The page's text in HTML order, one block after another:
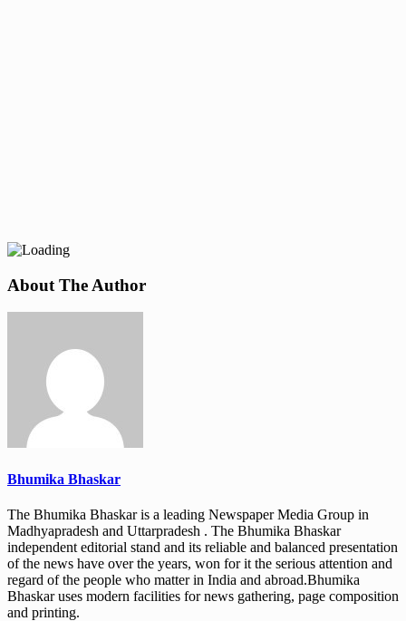
About The Author
Bhumika Bhaskar
The Bhumika Bhaskar is a leading Newspaper Media Group in
Madhyapradesh and Uttarpradesh . The Bhumika Bhaskar
independent editorial stand and its reliable and balanced presentation
of the news have over the years, won for it the serious attention and
regard of the people who matter in India and abroad.Bhumika
Bhaskar uses modern facilities for news gathering, page composition
and printing.